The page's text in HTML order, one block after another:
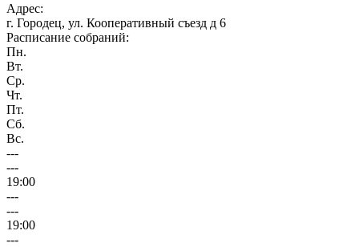
Адрес:
г. Городец, ул. Кооперативный съезд д 6
Расписание собраний:
Пн.
Вт.
Ср.
Чт.
Пт.
Сб.
Вс.
---
---
19:00
---
---
19:00
---